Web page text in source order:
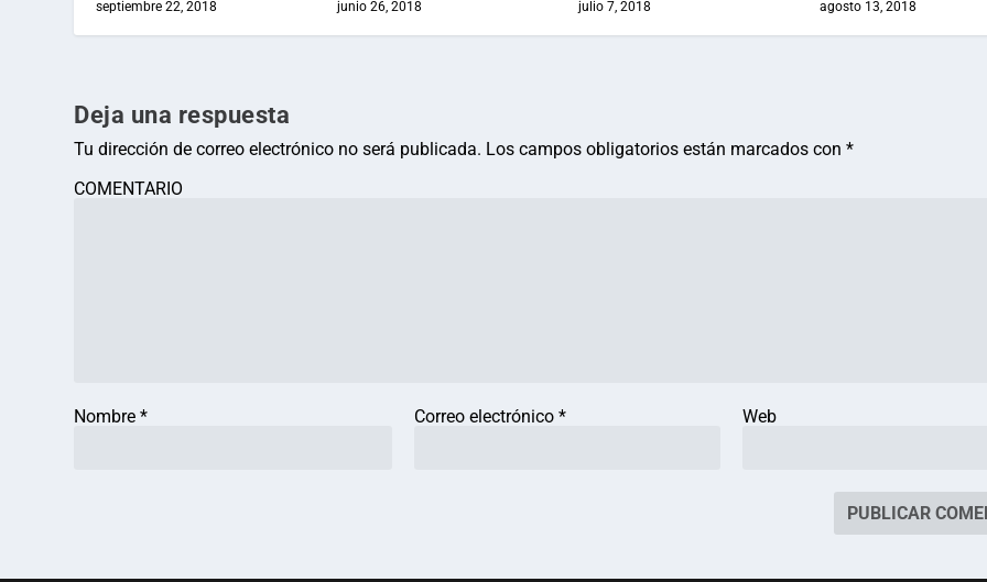
septiembre 22, 2018 junio 26, 2018 julio 7, 2018 agosto 13, 2018
Deja una respuesta
Tu dirección de correo electrónico no será publicada. Los campos obligatorios están marcados con*
COMENTARIO
Nombre* Correo electrónico * Web